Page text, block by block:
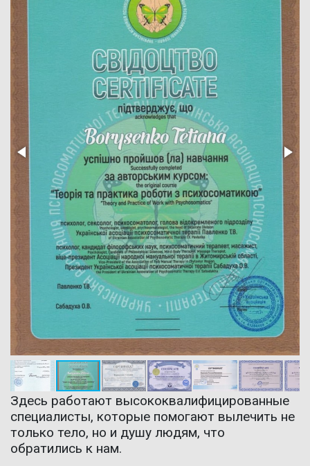
Здесь работают высококвалифицированные
специалисты, которые помогают вылечить не
только тело, но и душу людям, что
обратились к нам.